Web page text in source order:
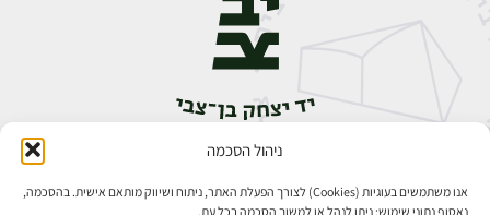
ניהול הסכמה
אנו משתמשים בעוגיות (Cookies) לצורך הפעלת האתר, ניתוח ושיווק מותאם אישית. בהסכמה,
נאסוף נתוני שימוש; ניתן לנהל או למשוך הסכמה בכל עת.
אבן גבירול 14, רחביה, ירושלים